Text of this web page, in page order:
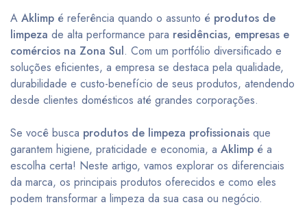
A Aklimp é referência quando o assunto é produtos de
limpeza de alta performance para residências, empresas e
comércios na Zona Sul. Com um portfólio diversificado e
soluções eficientes, a empresa se destaca pela qualidade,
durabilidade e custo-benefício de seus produtos, atendendo
desde clientes domésticos até grandes corporações.
Se você busca produtos de limpeza profissionais que
garantem higiene, praticidade e economia, a Aklimp é a
escolha certa! Neste artigo, vamos explorar os diferenciais
da marca, os principais produtos oferecidos e como eles
podem transformar a limpeza da sua casa ou negócio.